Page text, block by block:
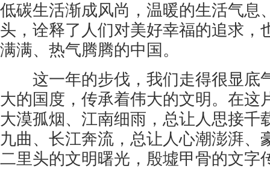
低碳生活渐成风尚，温暖的生活气息
头，诠释了人们对美好幸福的追求，
满满、热气腾腾的中国。
这一年的步伐，我们走得很显底
大的国度，传承着伟大的文明。在这
大漠孤烟、江南细雨，总让人思接千
九曲、长江奔流，总让人心潮澎湃、
二里头的文明曙光，殷墟甲骨的文字